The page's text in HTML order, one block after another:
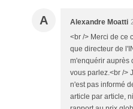
A Alexandre Moatti
<br /> Merci de ce
que directeur de
m'enquérir auprès
vous parlez.<br />
n'est pas informé
article par article,